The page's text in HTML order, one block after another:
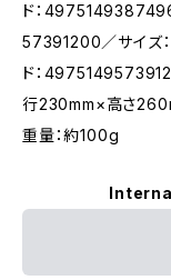
ド：
57391200／サイズ
ド：
行230mm×高さ
重量：約100g